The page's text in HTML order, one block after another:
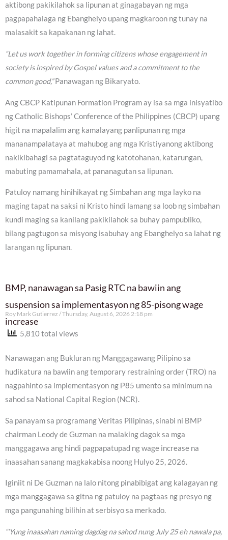
aktibong pakikilahok sa lipunan at ginagabayan ng mga
pagpapahalaga ng Ebanghelyo upang magkaroon ng tunay na
malasakit sa kapakanan ng lahat.
“Let us work together in forming citizens whose engagement in
society is inspired by Gospel values and a commitment to the
common good,”Panawagan ng Bikaryato.
Ang CBCP Katipunan Formation Program ay isa sa mga inisyatibo
ng Catholic Bishops’ Conference of the Philippines (CBCP) upang
higit na mapalalim ang kamalayang panlipunan ng mga
mananampalataya at mahubog ang mga Kristiyanong aktibong
nakikibahagi sa pagtataguyod ng katotohanan, katarungan,
mabuting pamamahala, at pananagutan sa lipunan.
Patuloy namang hinihikayat ng Simbahan ang mga layko na
maging tapat na saksi ni Kristo hindi lamang sa loob ng simbahan
kundi maging sa kanilang pakikilahok sa buhay pampubliko,
bilang pagtugon sa misyong isabuhay ang Ebanghelyo sa lahat ng
larangan ng lipunan.
BMP, nanawagan sa Pasig RTC na bawiin ang
suspension sa implementasyon ng 85-pisong wage
increase
Roy Mark Gutierrez Thursday, August 6, 2026 2:18 pm
5,810 total views
Nanawagan ang Bukluran ng Manggagawang Pilipino sa
hudikatura na bawiin ang temporary restraining order (TRO) na
nagpahinto sa implementasyon ng ₱85 umento sa minimum na
sahod sa National Capital Region (NCR).
Sa panayam sa programang Veritas Pilipinas, sinabi ni BMP
chairman Leody de Guzman na malaking dagok sa mga
manggagawa ang hindi pagpapatupad ng wage increase na
inaasahan sanang magkakabisa noong Hulyo 25, 2026.
Iginiit ni De Guzman na lalo nitong pinabibigat ang kalagayan ng
mga manggagawa sa gitna ng patuloy na pagtaas ng presyo ng
mga pangunahing bilihin at serbisyo sa merkado.
“‘Yung inaasahan naming dagdag na sahod nung July 25 eh nawala pa,